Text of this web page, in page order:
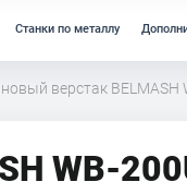
Станки по металлу
верстак BELMASH
WB-